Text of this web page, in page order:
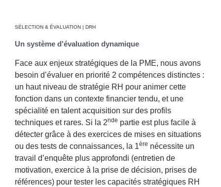
SÉLECTION & ÉVALUATION | DRH
Un système d'évaluation dynamique
Face aux enjeux stratégiques de la PME, nous avons
besoin d’évaluer en priorité 2 compétences distinctes :
un haut niveau de stratégie RH pour animer cette
fonction dans un contexte financier tendu, et une
spécialité en talent acquisition sur des profils
techniques et rares. Si la 2nde partie est plus facile à
détecter grâce à des exercices de mises en situations
ou des tests de connaissances, la 1ère nécessite un
travail d’enquête plus approfondi (entretien de
motivation, exercice à la prise de décision, prises de
références) pour tester les capacités stratégiques RH